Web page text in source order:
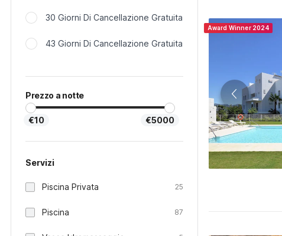
30 Giorni Di Cancellazione Gratuita
43 Giorni Di Cancellazione Gratuita
Prezzo a notte
€10 €5000
Servizi
Piscina Privata 25
Piscina 87
Award Winner 2024